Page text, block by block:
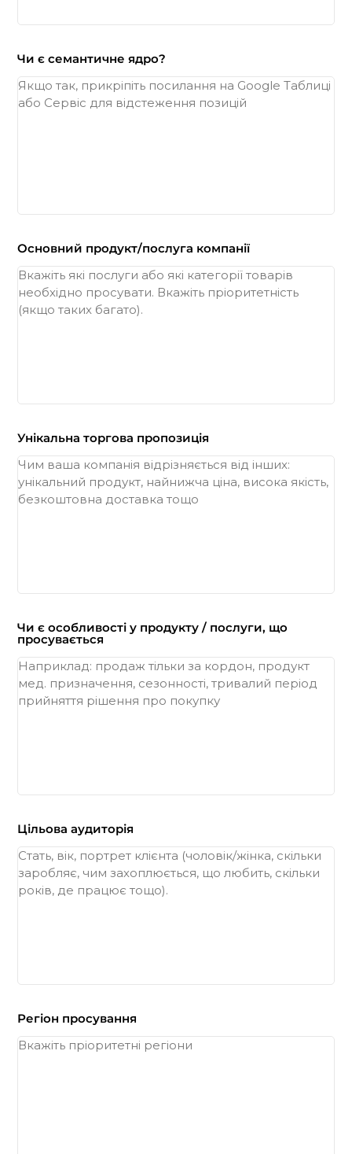
Чи є семантичне ядро?
Основний продукт/послуга компанії
Унікальна торгова пропозиція
Чи є особливості у продукту / послуги, що
просувається
Цільова аудиторія
Регіон просування